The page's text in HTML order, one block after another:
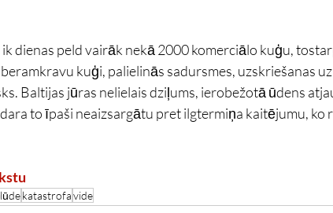
dienas peld vairāk nekā 2000 komerciālo kuģu,
kuģi, palielinās sadursmes, uzskriešanas
Baltijas jūras nelielais dziļums, ierobežotā ūdens
to īpaši neaizsargātu pret ilgtermiņa kaitējumu, ko
katastrofavide